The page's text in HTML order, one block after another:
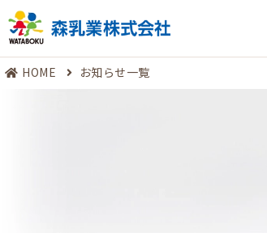
HOME お知らせ一覧